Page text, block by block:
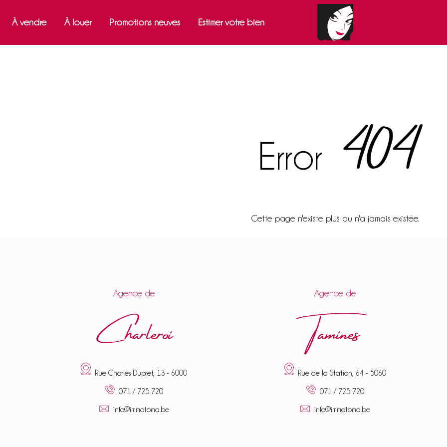
À vendre À louer Promotions neuves Estimer votre bien
Error 404
Cette page n'existe plus ou n'a jamais existée.
Agence de
Charleroi
Rue Charles Dupret, 13 - 6000
071 / 725 720
info@immotoma.be
Agence de
Tamines
Rue de la Station, 64 - 5060
071 / 725 720
info@immotoma.be